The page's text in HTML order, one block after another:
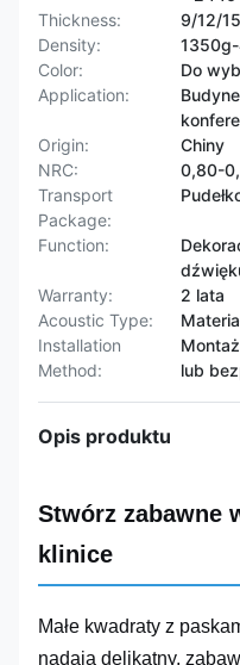
Thickness:
9/12/
Density:
Color:
Do
Application:
Origin:
Chiny
NRC:
0,80-
Transport
Package:
Function:
Warranty:
2 lata
Acoustic Type:
Installation
Method:
lub
Opis produktu
Stwórz zabawne
klinice
Małe kwadraty z
nadają delikatny,